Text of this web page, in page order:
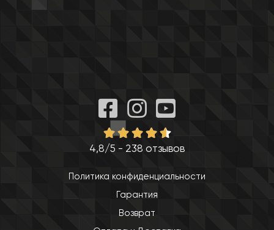
4,8/5 - 238 отзывов
Политика конфиденциальности
Гарантия
Возврат